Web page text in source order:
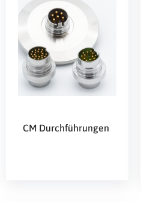
CM Durchführungen